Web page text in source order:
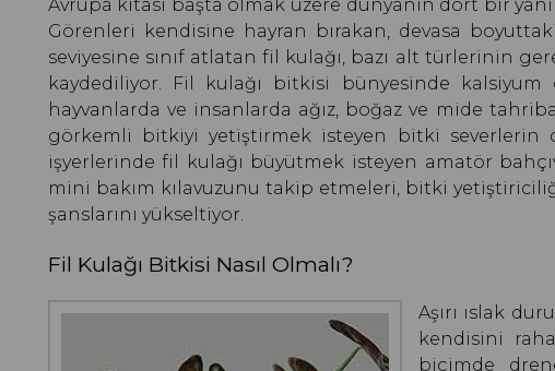
Avrupa kıtası başta olmak üzere dünyanın dört bir
Görenleri kendisine hayran bırakan, devasa
seviyesine sınıf atlatan fil kulağı, bazı alt türlerinin
kaydediliyor. Fil kulağı bitkisi bünyesinde kalsiyum
hayvanlarda ve insanlarda ağız, boğaz ve mide
görkemli bitkiyi yetiştirmek isteyen bitki severlerin
işyerlerinde fil kulağı büyütmek isteyen amatör
mini bakım kılavuzunu takip etmeleri, bitki
şanslarını yükseltiyor.
Fil Kulağı Bitkisi Nasıl Olmalı?
Aşırı ıslak
kendisini
biçimde